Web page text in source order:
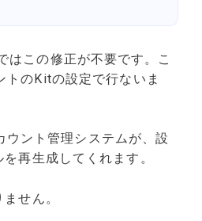
この修正が不要です。こ
トのKitの設定で行ないま
ント管理システムが、設
再生成してくれます。
せん。